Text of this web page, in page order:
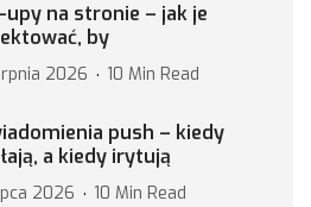
upy na stronie – jak je
by
2026 10 Min Read
push – kiedy
a kiedy irytują
2026 10 Min Read